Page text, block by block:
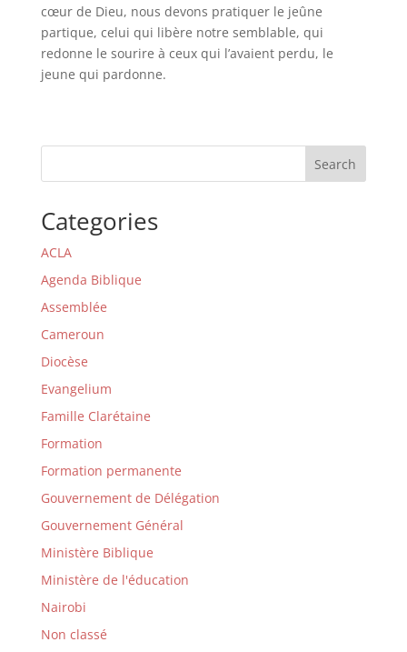
cœur de Dieu, nous devons pratiquer le jeûne
partique, celui qui libère notre semblable, qui
redonne le sourire à ceux qui l’avaient perdu, le
jeune qui pardonne.
Search
Categories
ACLA
Agenda Biblique
Assemblée
Cameroun
Diocèse
Evangelium
Famille Clarétaine
Formation
Formation permanente
Gouvernement de Délégation
Gouvernement Général
Ministère Biblique
Ministère de l'éducation
Nairobi
Non classé